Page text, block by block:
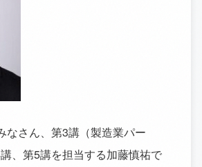
なさん、第3講（製造業パー
、第5講を担当する加藤慎祐で